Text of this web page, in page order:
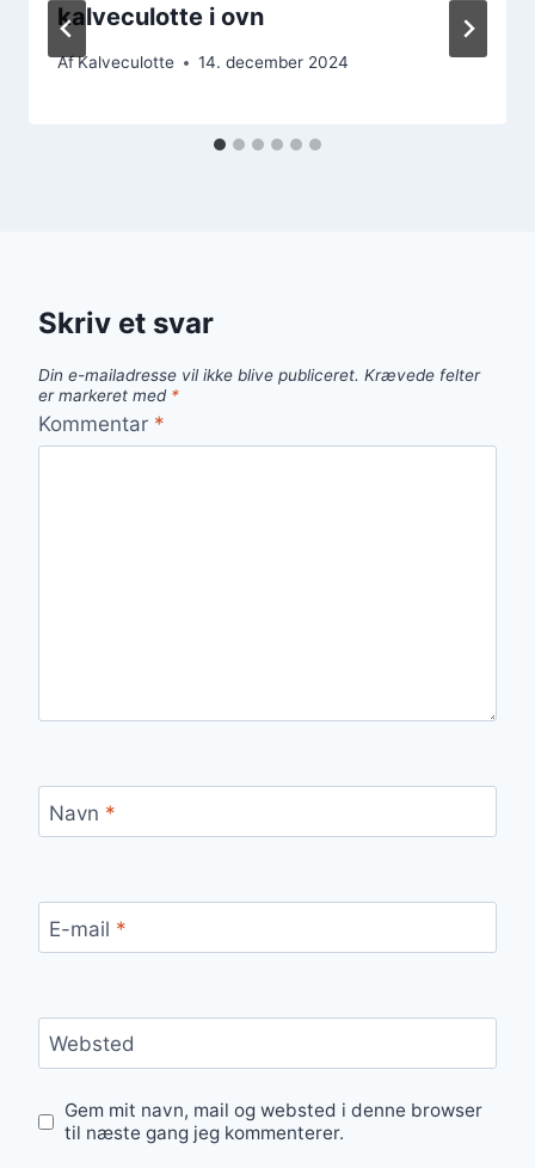
kalveculotte i ovn
AfKalveculotte 14. december 2024
Skriv et svar
Din e-mailadresse vil ikke blive publiceret. Krævede felter
er markeret med *
Kommentar *
Navn *
E-mail *
Websted
Gem mit navn, mail og websted i denne browser
til næste gang jeg kommenterer.